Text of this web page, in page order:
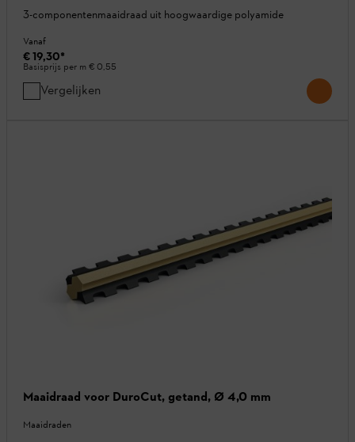
3-componentenmaaidraad uit hoogwaardige polyamide
Vanaf
€ 19,30*
Basisprijs per m € 0,55
Vergelijken
Maaidraad voor DuroCut, getand, Ø 4,0 mm
Maaidraden